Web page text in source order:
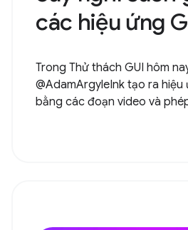
các hiệu ứng
Trong Thử thách GUI hôm
@AdamArgyleInk tạo ra
bằng các đoạn video và